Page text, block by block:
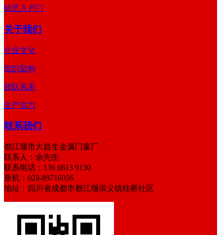
铝艺入户门
关于我们
企业文化
组织架构
团队风采
生产实力
联系我们
都江堰市大昌生金属门窗厂
联系人：余先生
联系电话：136 6613 9130
座机：028-89716056
地址：四川省成都市都江堰崇义镇桂桥社区